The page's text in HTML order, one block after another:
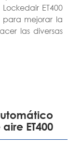
ET400
mejorar la
las diversas
ET400